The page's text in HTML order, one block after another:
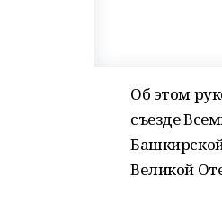
Об этом
съезде
Великой